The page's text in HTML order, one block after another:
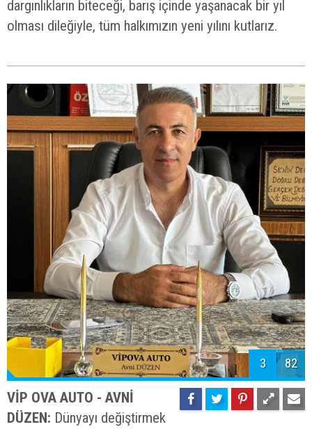
dargınlıkların biteceği, barış içinde yaşanacak bir yıl
olması dileğiyle, tüm halkımızın yeni yılını kutlarız.
3 82
VİP OVA AUTO - AVNİ
DÜZEN: Dünyayı değiştirmek